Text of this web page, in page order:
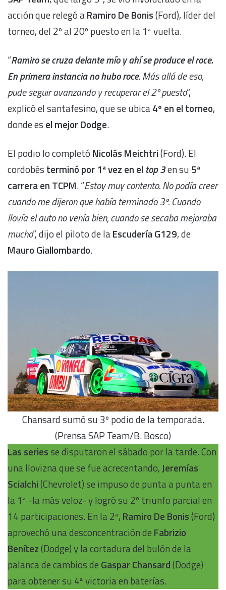
acción que relegó aRamiro De Bonis(Ford), líder del
torneo, del 2º al 20º puesto en la 1ª vuelta.
“Ramiro se cruza delante mío y ahí se produce el roce.
En primera instancia no hubo roce. Más allá de eso,
pude seguir avanzando y recuperar el 2º puesto“,
explicó el santafesino, que se ubica4º en el torneo,
donde es el mejor Dodge.
El podio lo completó Nicolás Meichtri(Ford). El
cordobés terminó por 1ª vez en el top 3en su 5ª
carrera en TCPM. “Estoy muy contento. No podía creer
cuando me dijeron que había terminado 3º. Cuando
llovía el auto no venía bien, cuando se secaba mejoraba
mucho”, dijo el piloto de laEscudería G129, de
Mauro Giallombardo.
Chansard sumó su 3º podio de la temporada.
(Prensa SAP Team/B. Bosco)
Las seriesse disputaron el sábado por la tarde. Con
una llovizna que se fue acrecentando,Jeremías
Scialchi(Chevrolet) se impuso de punta a punta en
la 1ª -la más veloz- y logró su 2º triunfo parcial en
14 participaciones. En la 2ª, Ramiro De Bonis(Ford)
aprovechó una desconcentración de Fabrizio
Benítez(Dodge) y la cortadura del bulón de la
palanca de cambios de Gaspar Chansard(Dodge)
para obtener su 4ª victoria en baterías.